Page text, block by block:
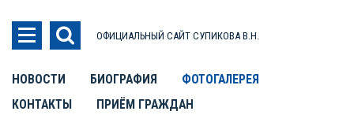
ОФИЦИАЛЬНЫЙ САЙТ СУПИКОВА В.Н.
НОВОСТИ БИОГРАФИЯ
ФОТОГАЛЕРЕЯ
КОНТАКТЫ
ПРИЁМ ГРАЖДАН